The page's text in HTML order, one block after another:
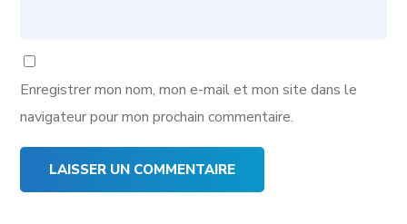
Enregistrer mon nom, mon e-mail et mon site dans le
navigateur pour mon prochain commentaire.